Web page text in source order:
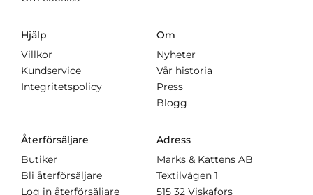
Hjälp
Villkor
Kundservice
Integritetspolicy
Om
Nyheter
Vår historia
Press
Blogg
Återförsäljare
Butiker
Bli återförsäljare
Log in återförsäljare
Adress
Marks & Kattens AB
Textilvägen 1
515 32 Viskafors